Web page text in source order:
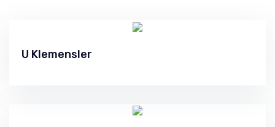
U Klemensler